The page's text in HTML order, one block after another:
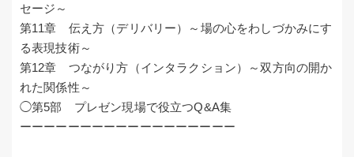
セージ～
第11章 伝え方（デリバリー）～場の心をわしづかみにす
る表現技術～
第12章 つながり方（インタラクション）～双方向の開か
れた関係性～
◯第5部 プレゼン現場で役立つQ&A集
ーーーーーーーーーーーーーーーーーー